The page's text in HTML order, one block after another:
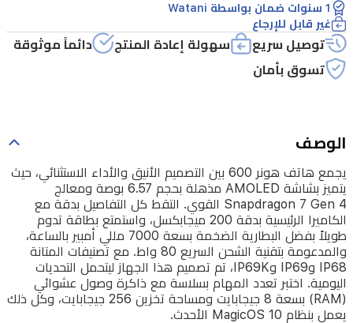
بدقة
مع
الكاميرا
ميجابكسل،
واستمتع
بطاقة
تدوم
طويلاً
بفضل
البطارية
الضخمة
1 سنوات ضمان بواسطة Watani
غير قابل للإرجاع
توصيل سريع سهولة إعادة المنتج
دائماً موثوقة
تسوق بأمان
الوصف
يجمع هاتف هونر 600 بين التصميم الأنيق والأداء الاستثنائي، حيث
يتميز بشاشة AMOLED مذهلة بحجم 6.57 بوصة ومعالج
Snapdragon 7 Gen 4 القوي. التقط كل التفاصيل بدقة مع
الكاميرا الرئيسية بدقة 200 ميجابكسل، واستمتع بطاقة تدوم
طويلاً بفضل البطارية الضخمة بسعة 7000 مللي أمبير بالساعة،
والمدعومة بتقنية الشحن السريع 80 واط. مع تصنيفات المتانة
IP68 وIP69 وIP69K، تم تصميم هذا الجهاز ليتحمل التحديات
اليومية. اختبر تعدد المهام بسلاسة مع ذاكرة وصول عشوائي
(RAM) بسعة 8 جيجابايت ومساحة تخزين 256 جيجابايت، وكل ذلك
يعمل بنظام MagicOS 10 الأحدث.